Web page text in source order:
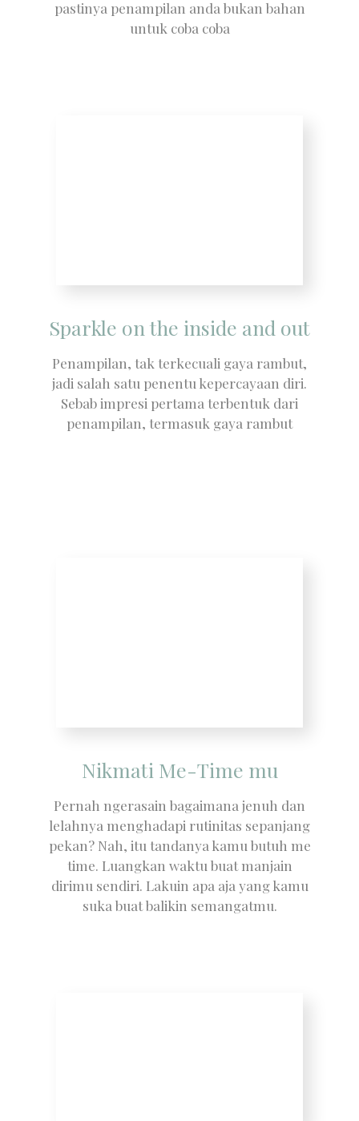
pastinya penampilan anda bukan bahan
untuk coba coba
Sparkle on the inside and out
Penampilan, tak terkecuali gaya rambut,
jadi salah satu penentu kepercayaan diri.
Sebab impresi pertama terbentuk dari
penampilan, termasuk gaya rambut
Nikmati Me-Time mu
Pernah ngerasain bagaimana jenuh dan
lelahnya menghadapi rutinitas sepanjang
pekan? Nah, itu tandanya kamu butuh me
time. Luangkan waktu buat manjain
dirimu sendiri. Lakuin apa aja yang kamu
suka buat balikin semangatmu.